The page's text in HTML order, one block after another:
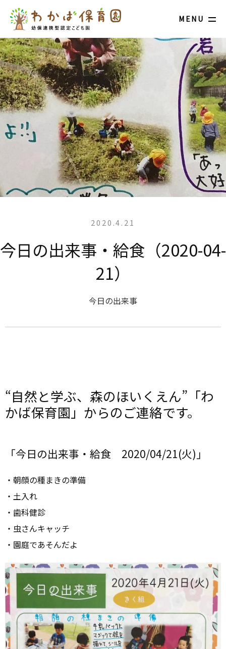
MENU
2020.4.21
今日の出来事・給食（2020-04-
21）
今日の出来事
“自然と学ぶ、森のほいくえん”「わ
かば保育園」からのご連絡です。
「今日の出来事・給食 2020/04/21(火)」
・朝顔の種まきの準備
・土入れ
・歯科健診
・虫さんキャッチ
・園庭であそんだよ